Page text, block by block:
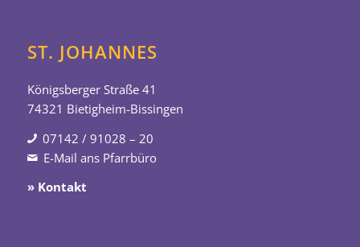
ST. JOHANNES
Königsberger Straße 41
74321 Bietigheim-Bissingen
07142 / 91028 – 20
E-Mail ans Pfarrbüro
» Kontakt